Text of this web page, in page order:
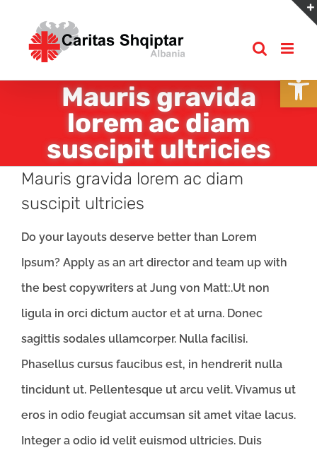
content
Mauris gravida
lorem ac diam
suscipit ultricies
Mauris gravida lorem ac diam
suscipit ultricies
Do your layouts deserve better than Lorem
Ipsum? Apply as an art director and team up with
the best copywriters at Jung von Matt:.Ut non
ligula in orci dictum auctor et at urna. Donec
sagittis sodales ullamcorper. Nulla facilisi.
Phasellus cursus faucibus est, in hendrerit nulla
tincidunt ut. Pellentesque ut arcu velit. Vivamus ut
eros in odio feugiat accumsan sit amet vitae lacus.
Integer a odio id velit euismod ultricies. Duis